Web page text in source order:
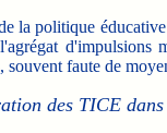
la politique
d'impulsions
souvent faute de
des TICE dans